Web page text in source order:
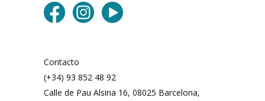
Contacto
(+34) 93 852 48 92
Calle de Pau Alsina 16, 08025 Barcelona,